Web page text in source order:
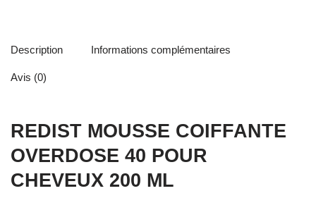
Description Informations complémentaires
Avis (0)
REDIST MOUSSE COIFFANTE
OVERDOSE 40 POUR
CHEVEUX 200 ML